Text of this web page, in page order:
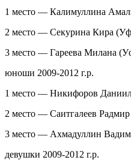
1 место — Калимуллина
2 место — Секурина Кира
3 место — Гареева Милана
юноши 2009-2012 г.р.
1 место — Никифоров
2 место — Саитгалеев
3 место — Ахмадуллин
девушки 2009-2012 г.р.